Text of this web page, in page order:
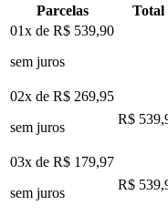
Parcelas
Total
01x de R$ 539,90
sem juros
02x de R$ 269,95
sem juros
R$
03x de R$ 179,97
sem juros
R$